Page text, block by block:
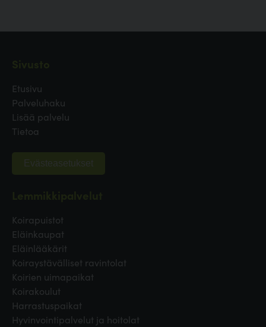
Etusivu
Palveluhaku
Lisää palvelu
Tietoa
Evästeasetukset
Koirapuistot
Eläinkaupat
Eläinlääkärit
Koiraystävälliset ravintolat
Koirien uimapaikat
Koirakoulut
Harrastuspaikat
Hyvinvointipalvelut ja hoitolat